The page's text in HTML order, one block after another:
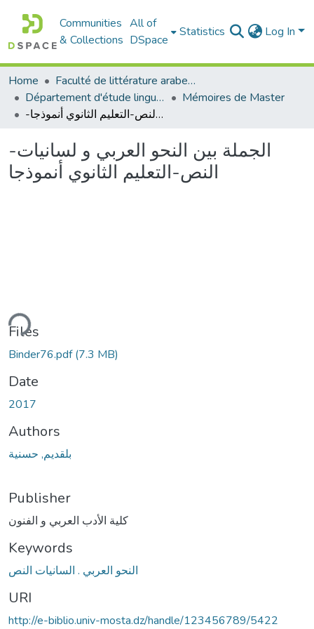
Communities
& Collections
All of
DSpace
Statistics Log In
Home
Faculté de littérature arabe et des arts
Département d'étude linguistique
Mémoires de Master
-الجملة بين النحو العربي و لسانيات النص-التعليم الثانوي أنموذجا
-الجملة بين النحو العربي و لسانيات
النص-التعليم الثانوي أنموذجا
Files
Binder76.pdf(7.3 MB)
Date
2017
Authors
بلقديم, حسنية
Publisher
كلية الأدب العربي و الفنون
Keywords
النحو العربي . السانيات النص
URI
http://e-biblio.univ-mosta.dz/handle/123456789/5422